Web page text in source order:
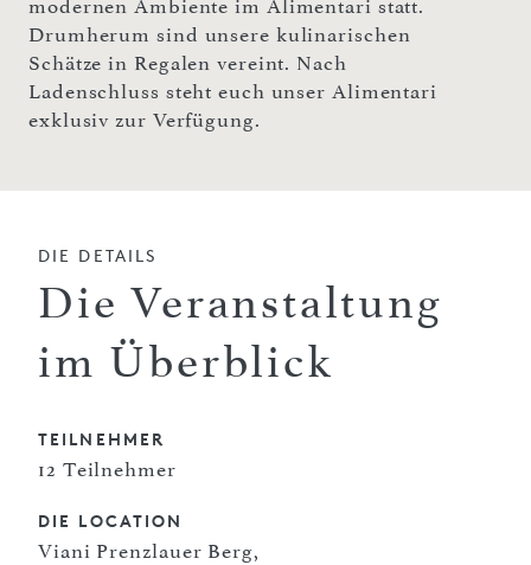
modernen Ambiente im Alimentari statt.
Drumherum sind unsere kulinarischen
Schätze in Regalen vereint. Nach
Ladenschluss steht euch unser Alimentari
exklusiv zur Verfügung.
DIE DETAILS
Die Veranstaltung
im Überblick
TEILNEHMER
12 Teilnehmer
DIE LOCATION
Viani Prenzlauer Berg,